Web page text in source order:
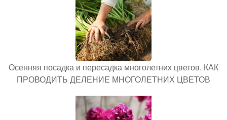
Осенняя посадка и пересадка многолетних цветов. КАК
ПРОВОДИТЬ ДЕЛЕНИЕ МНОГОЛЕТНИХ ЦВЕТОВ